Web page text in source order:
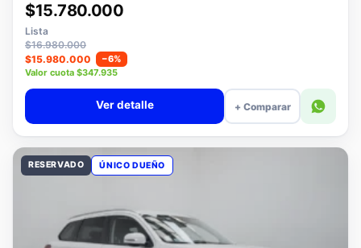
Desde · con financiamiento
$15.780.000
Lista
$16.980.000
$15.980.000
−6%
Valor cuota $347.935
+ Comparar
RESERVADO